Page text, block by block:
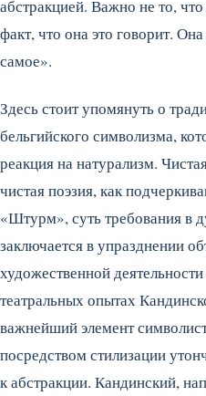
абстракцией. Важно не то,
факт, что она это говорит.
самое».
Здесь стоит упомянуть о
бельгийского символизма,
реакция на натурализм.
чистая поэзия, как
«Штурм», суть требования в
заключается в упразднении
художественной
театральных опытах
важнейший элемент
посредством стилизации
к абстракции. Кандинский,